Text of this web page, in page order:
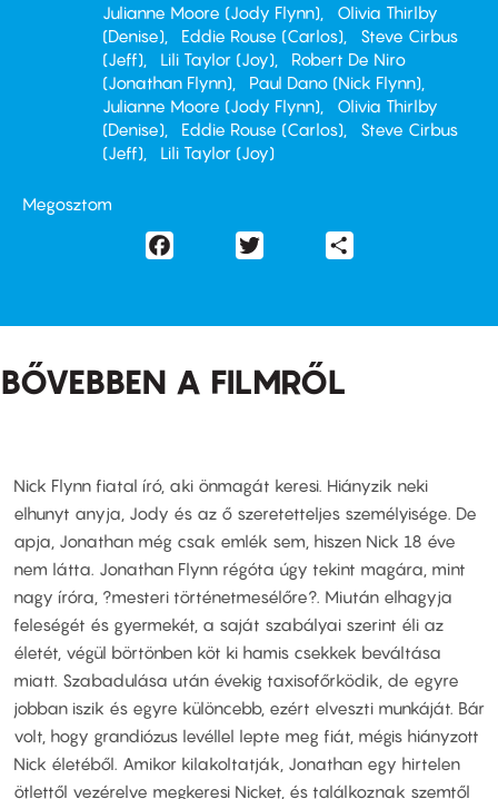
Julianne Moore (Jody Flynn)
Olivia Thirlby
(Denise)
Eddie Rouse (Carlos)
Steve Cirbus
(Jeff)
Lili Taylor (Joy)
Robert De Niro
(Jonathan Flynn)
Paul Dano (Nick Flynn)
Julianne Moore (Jody Flynn)
Olivia Thirlby
(Denise)
Eddie Rouse (Carlos)
Steve Cirbus
(Jeff)
Lili Taylor (Joy)
Megosztom
Facebook
BŐVEBBEN A FILMRŐL
Nick Flynn fiatal író, aki önmagát keresi. Hiányzik neki
elhunyt anyja, Jody és az ő szeretetteljes személyisége. De
apja, Jonathan még csak emlék sem, hiszen Nick 18 éve
nem látta. Jonathan Flynn régóta úgy tekint magára, mint
nagy íróra, ?mesteri történetmesélőre?. Miután elhagyja
feleségét és gyermekét, a saját szabályai szerint éli az
életét, végül börtönben köt ki hamis csekkek beváltása
miatt. Szabadulása után évekig taxisofőrködik, de egyre
jobban iszik és egyre különcebb, ezért elveszti munkáját. Bár
volt, hogy grandiózus levéllel lepte meg fiát, mégis hiányzott
Nick életéből. Amikor kilakoltatják, Jonathan egy hirtelen
ötlettől vezérelve megkeresi Nicket, és találkoznak szemtől